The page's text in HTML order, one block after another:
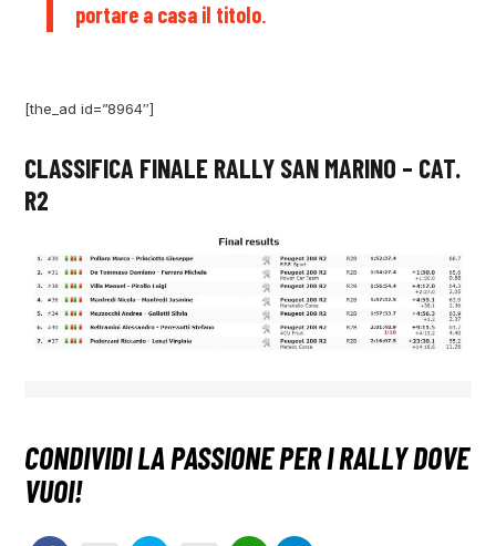
portare a casa il titolo.
[the_ad id=”8964″]
CLASSIFICA FINALE RALLY SAN MARINO – CAT.
R2